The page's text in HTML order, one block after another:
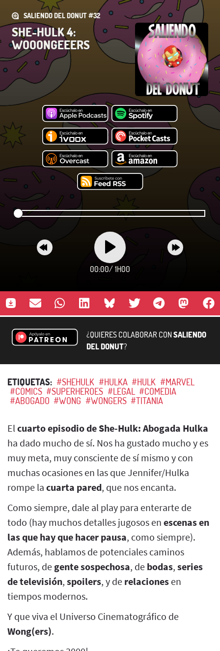
SALIENDO DEL DONUT #32
SHE-HULK 4:
WOOONGEEERS
00:00/ 1H00
¿QUIERES COLABORAR CONSALIENDO
DEL DONUT?
ETIQUETAS: #SHEHULK #HULKA #HULK #MARVEL
#COMICS #SUPERHEROES #LEGAL #COMEDIA
#ABOGADO #WONG #WONGERS #TITANIA
El cuarto episodio de She-Hulk: Abogada Hulka
ha dado mucho de sí. Nos ha gustado mucho y es
muy meta, muy consciente de sí mismo y con
muchas ocasiones en las que Jennifer/Hulka
rompe la cuarta pared, que nos encanta.
Como siempre, dale al play para enterarte de
todo (hay muchos detalles jugosos en escenas en
las que hay que hacer pausa, como siempre).
Además, hablamos de potenciales caminos
futuros, de gente sospechosa, de bodas, series
de televisión, spoilers, y de relaciones en
tiempos modernos.
Y que viva el Universo Cinematográfico de
Wong(ers).